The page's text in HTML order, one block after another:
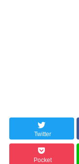
Twitter
Pocket